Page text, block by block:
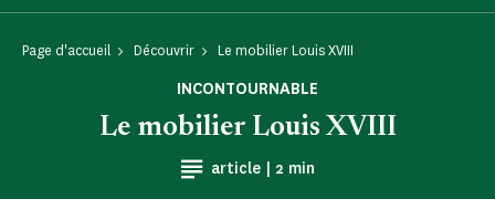
Page d'accueil Découvrir Le mobilier Louis XVIII
INCONTOURNABLE
article | Temps de Lecture
2 min
Le mobilier Louis XVIII